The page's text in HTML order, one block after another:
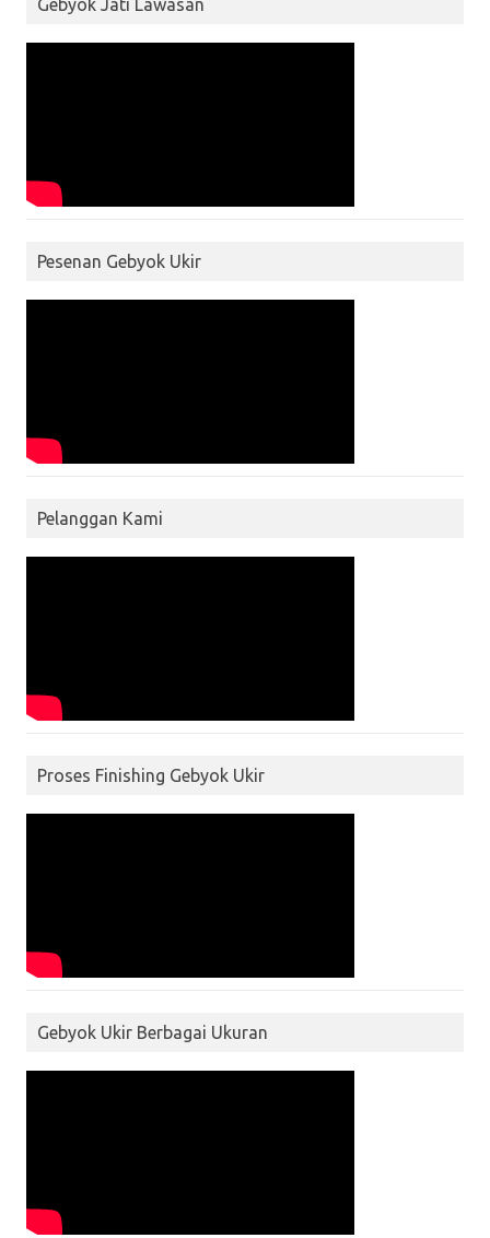
Gebyok Jati Lawasan
Pesenan Gebyok Ukir
Pelanggan Kami
Proses Finishing Gebyok Ukir
Gebyok Ukir Berbagai Ukuran